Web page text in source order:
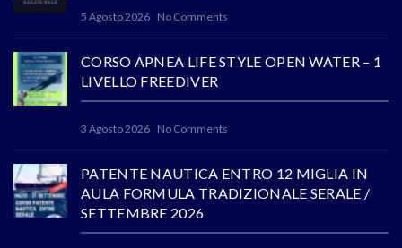
5 Agosto 2026 No Comments
CORSO APNEA LIFE STYLE OPEN WATER – 1
LIVELLO FREEDIVER
3 Agosto 2026 No Comments
PATENTE NAUTICA ENTRO 12 MIGLIA IN
AULA FORMULA TRADIZIONALE SERALE /
SETTEMBRE 2026